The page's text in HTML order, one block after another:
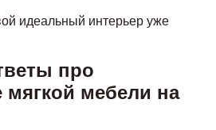
идеальный интерьер уже
про
мягкой мебели на